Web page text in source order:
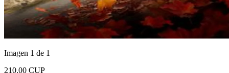
Imagen 1 de 1
210.00 CUP